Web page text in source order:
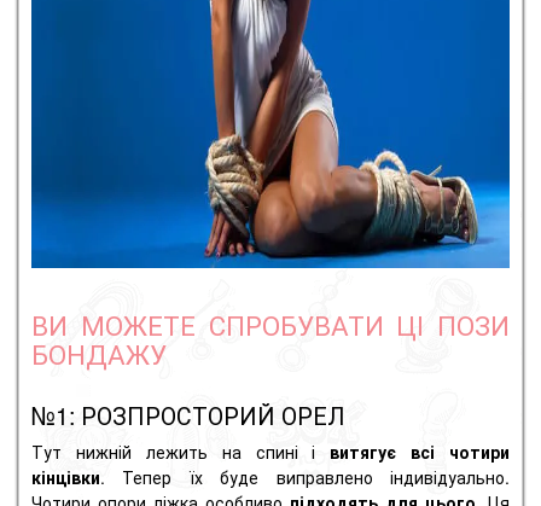
ВИ МОЖЕТЕ СПРОБУВАТИ ЦІ ПОЗИ
БОНДАЖУ
№1: РОЗПРОСТОРИЙ ОРЕЛ
Тут нижній лежить на спині і витягує всі чотири
кінцівки. Тепер їх буде виправлено індивідуально.